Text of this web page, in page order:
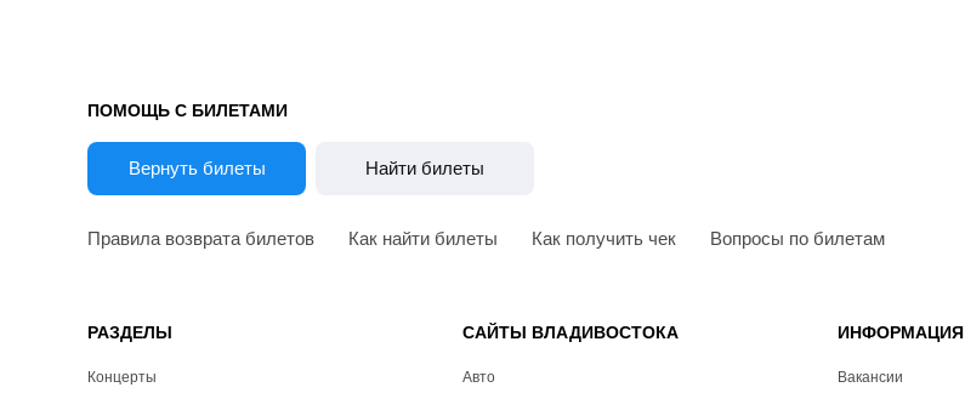
ПОМОЩЬ С БИЛЕТАМИ
Вернуть билеты Найти билеты
Правила возврата билетов Как найти билеты Как получить чек Вопросы по билетам
РАЗДЕЛЫ
Концерты
САЙТЫ ВЛАДИВОСТОКА
Авто
ИНФОРМАЦИЯ
Вакансии